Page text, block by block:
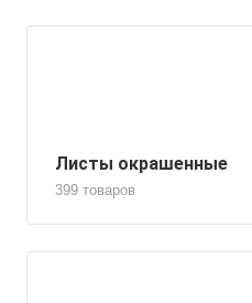
Листы окрашенные
399 товаров